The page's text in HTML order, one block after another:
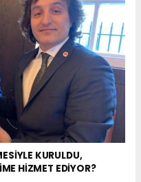
KURULDU,
HİZMET EDİYOR?